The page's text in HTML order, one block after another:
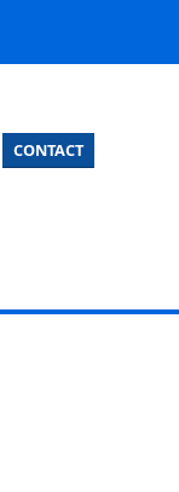
CONTACT